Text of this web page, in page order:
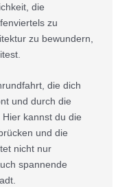
die
zu
zu bewundern,
die dich
und durch die
kannst du die
und die
nicht nur
spannende